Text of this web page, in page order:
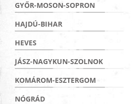
GYŐR-MOSON-SOPRON
HAJDÚ-BIHAR
HEVES
JÁSZ-NAGYKUN-SZOLNOK
KOMÁROM-ESZTERGOM
NÓGRÁD